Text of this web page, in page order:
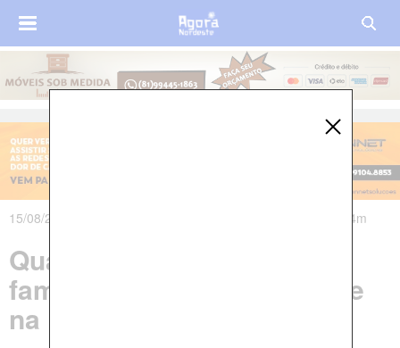
15/08/2023 às 18h58m - Atualizado em 15/08/2023 às 22h14m
Quatro pessoas da mesma
família morrem em acidente
na BR-222, no Maranhão